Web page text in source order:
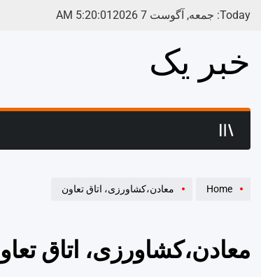
Today: جمعه, آگوست 7 2026 5:20:01
AM
خبر یک
Home معادن،کشاورزی، اتاق تعاون
معادن،کشاورزی، اتاق